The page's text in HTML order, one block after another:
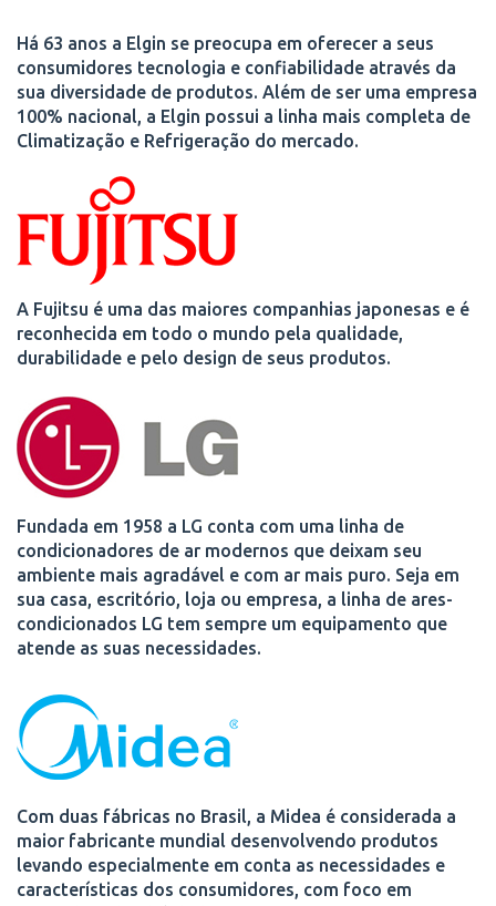
Há 63 anos a Elgin se preocupa em oferecer a seus
consumidores tecnologia e confiabilidade através da
sua diversidade de produtos. Além de ser uma empresa
100% nacional, a Elgin possui a linha mais completa de
Climatização e Refrigeração do mercado.
A Fujitsu é uma das maiores companhias japonesas e é
reconhecida em todo o mundo pela qualidade,
durabilidade e pelo design de seus produtos.
Fundada em 1958 a LG conta com uma linha de
condicionadores de ar modernos que deixam seu
ambiente mais agradável e com ar mais puro. Seja em
sua casa, escritório, loja ou empresa, a linha de ares-
condicionados LG tem sempre um equipamento que
atende as suas necessidades.
Com duas fábricas no Brasil, a Midea é considerada a
maior fabricante mundial desenvolvendo produtos
levando especialmente em conta as necessidades e
características dos consumidores, com foco em